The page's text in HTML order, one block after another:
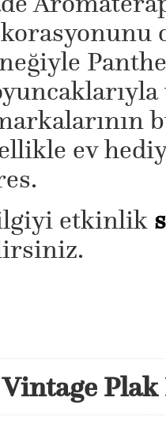
ev
etkinlik
Vintage Plak